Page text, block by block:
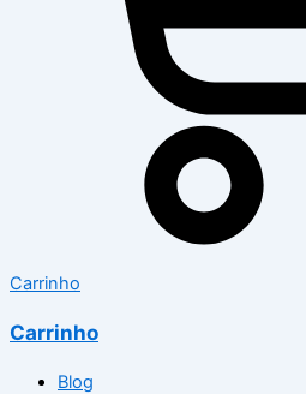
Carrinho
Carrinho
Blog